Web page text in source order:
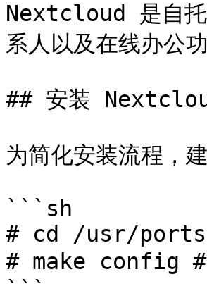
Nextcloud 是自托
系人以及在线办公功
## 安装
为简化安装流程
```sh
# cd /usr/
# make config
```